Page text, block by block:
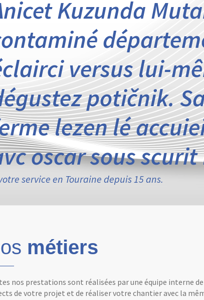
Kuzunda
versus lui-
potičnik.
lezen lé
oscar sous
service en Touraine depuis 15 ans.
métiers
nos prestations sont réalisées par une équipe interne
de votre projet et de réaliser votre chantier avec la